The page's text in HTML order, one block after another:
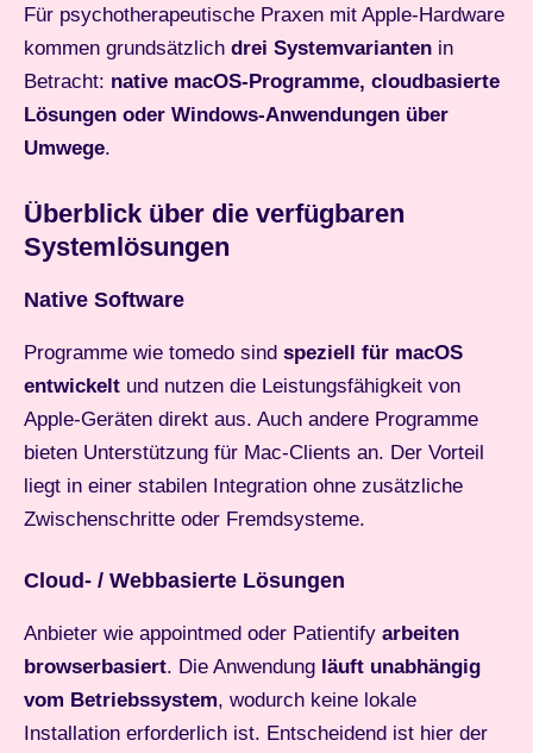
Für psychotherapeutische Praxen mit Apple-Hardware
kommen grundsätzlich drei Systemvarianten in
Betracht: native macOS-Programme, cloudbasierte
Lösungen oder Windows-Anwendungen über
Umwege.
Überblick über die verfügbaren
Systemlösungen
Native Software
Programme wie tomedo sind speziell für macOS
entwickelt und nutzen die Leistungsfähigkeit von
Apple-Geräten direkt aus. Auch andere Programme
bieten Unterstützung für Mac-Clients an. Der Vorteil
liegt in einer stabilen Integration ohne zusätzliche
Zwischenschritte oder Fremdsysteme.
Cloud- / Webbasierte Lösungen
Anbieter wie appointmed oder Patientify arbeiten
browserbasiert. Die Anwendung läuft unabhängig
vom Betriebssystem, wodurch keine lokale
Installation erforderlich ist. Entscheidend ist hier der